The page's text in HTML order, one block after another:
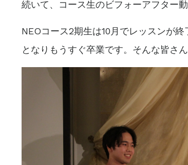
続いて、コース生のビフォーアフター
NEOコース2期生は10月でレッスンが
となりもうすぐ卒業です。そんな皆さ